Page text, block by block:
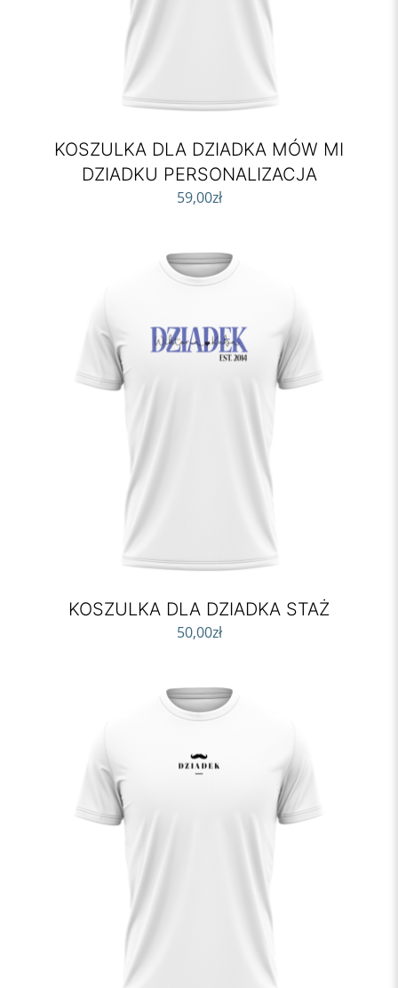
KOSZULKA DLA DZIADKA MÓW MI
DZIADKU PERSONALIZACJA
59,00zł
KOSZULKA DLA DZIADKA STAŻ
50,00zł